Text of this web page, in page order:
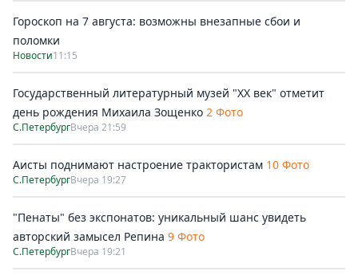
Гороскоп на 7 августа: возможны внезапные сбои и
поломки
Новости11:15
Государственный литературный музей "ХХ век" отметит
день рождения Михаила Зощенко 2 Фото
С.ПетербургВчера 21:59
Аисты поднимают настроение трактористам 10 Фото
С.ПетербургВчера 19:27
"Пенаты" без экспонатов: уникальный шанс увидеть
авторский замысел Репина 9 Фото
С.ПетербургВчера 19:21